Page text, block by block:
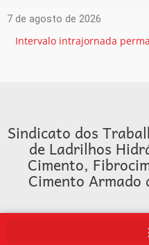
7 de agosto de 2026
Sindicato dos
de Ladrilhos
Cimento,
Cimento Armado